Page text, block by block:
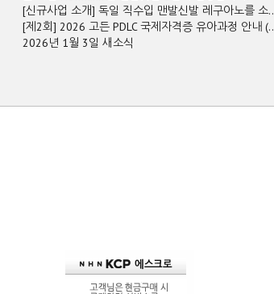
[신규사업 소개] 독일 직수입 맨발신발 레구아노를 소..
[제2회] 2026 고든 PDLC 국제자격증 유아과정 안내 (..
2026년 1월 3일 새소식